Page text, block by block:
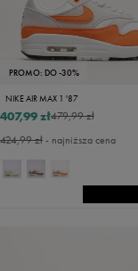
PROMO: DO -30%
NIKE AIR MAX 1 '87
479,99 zł
407,99 zł
424,99 zł- najniższa cena